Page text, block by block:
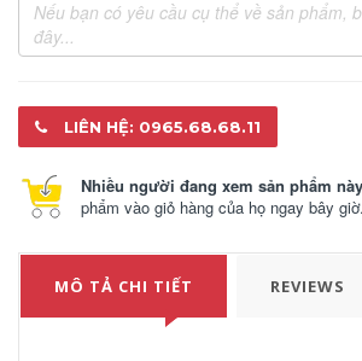
LIÊN HỆ: 0965.68.68.11
Nhiều người đang xem sản phẩm
phẩm vào giỏ hàng của họ ngay bây giờ.
MÔ TẢ CHI TIẾT REVIEWS